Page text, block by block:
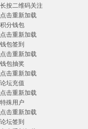
长按二维码关注
点击重新加载
积分钱包
点击重新加载
钱包签到
点击重新加载
钱包抽奖
点击重新加载
论坛充值
点击重新加载
特殊用户
点击重新加载
论坛签到